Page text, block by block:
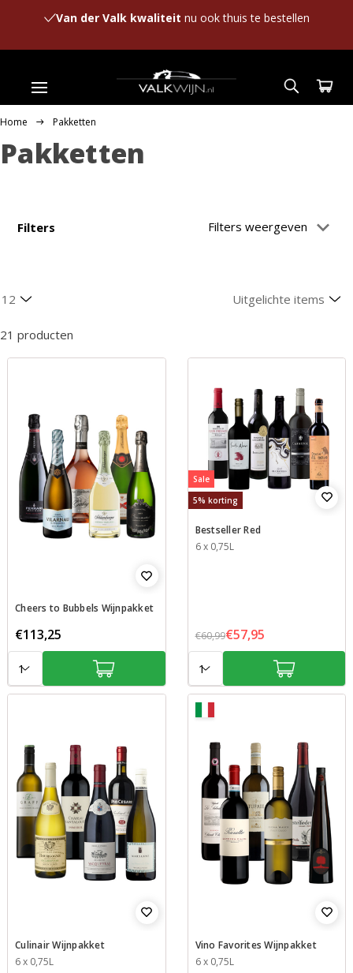
Van der Valk kwaliteit nu ook thuis te bestellen
Home Pakketten
Pakketten
21 producten
Filters Filters weergeven
Cheers to Bubbels Wijnpakket
€113,25
Sale
5% korting
Bestseller Red
Inhoud
6 x 0,75L
€60,99€57,95
Culinair Wijnpakket
Inhoud
6 x 0,75L
Vino Favorites Wijnpakket
Inhoud
6 x 0,75L